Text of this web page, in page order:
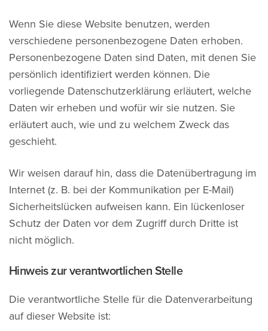
Wenn Sie diese Website benutzen, werden
verschiedene personenbezogene Daten erhoben.
Personenbezogene Daten sind Daten, mit denen Sie
persönlich identifiziert werden können. Die
vorliegende Datenschutzerklärung erläutert, welche
Daten wir erheben und wofür wir sie nutzen. Sie
erläutert auch, wie und zu welchem Zweck das
geschieht.
Wir weisen darauf hin, dass die Datenübertragung im
Internet (z. B. bei der Kommunikation per E-Mail)
Sicherheitslücken aufweisen kann. Ein lückenloser
Schutz der Daten vor dem Zugriff durch Dritte ist
nicht möglich.
Hinweis zur verantwortlichen Stelle
Die verantwortliche Stelle für die Datenverarbeitung
auf dieser Website ist: